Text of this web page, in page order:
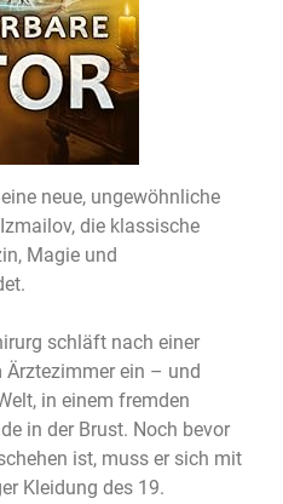
neue, ungewöhnliche
die klassische
Magie und
schläft nach einer
ein – und
in einem fremden
in der Brust. Noch bevor
ist, muss er sich mit
Kleidung des 19.